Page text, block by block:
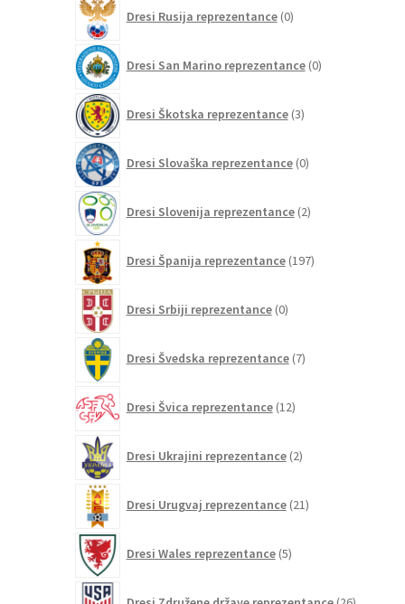
Dresi Rusija reprezentance 0izdelkov
Dresi San Marino reprezentance 0izdelkov
Dresi Škotska reprezentance 3izdelki
Dresi Slovaška reprezentance 0izdelkov
Dresi Slovenija reprezentance 2izdelka
Dresi Španija reprezentance 197izdelkov
Dresi Srbiji reprezentance 0izdelkov
Dresi Švedska reprezentance 7izdelkov
Dresi Švica reprezentance 12izdelkov
Dresi Ukrajini reprezentance 2izdelka
Dresi Urugvaj reprezentance 21izdelkov
Dresi Wales reprezentance 5izdelkov